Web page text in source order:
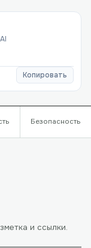
Копировать
Безопасность
и ссылки.